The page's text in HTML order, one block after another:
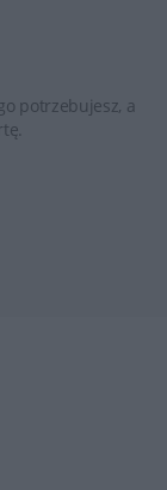
potrzebujesz, a